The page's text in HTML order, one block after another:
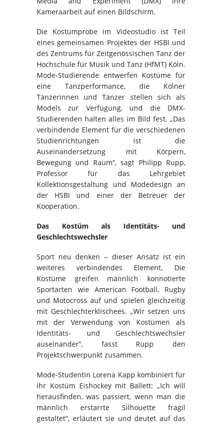
Kameraarbeit auf einen Bildschirm.
Die Kostümprobe im Videostudio ist Teil
eines gemeinsamen Projektes der HSBI und
des Zentrums für Zeitgenössischen Tanz der
Hochschule für Musik und Tanz (HfMT) Köln.
Mode-Studierende entwerfen Kostüme für
eine Tanzperformance, die Kölner
Tänzerinnen und Tänzer stellen sich als
Models zur Verfügung, und die DMX-
Studierenden halten alles im Bild fest. „Das
verbindende Element für die verschiedenen
Studienrichtungen ist die
Auseinandersetzung mit Körpern,
Bewegung und Raum“, sagt Philipp Rupp,
Professor für das Lehrgebiet
Kollektionsgestaltung und Modedesign an
der HSBI und einer der Betreuer der
Kooperation.
Das Kostüm als Identitäts- und
Geschlechtswechsler
Sport neu denken – dieser Ansatz ist ein
weiteres verbindendes Element. Die
Kostüme greifen männlich konnotierte
Sportarten wie American Football, Rugby
und Motocross auf und spielen gleichzeitig
mit Geschlechterklischees. „Wir setzen uns
mit der Verwendung von Kostümen als
Identitäts- und Geschlechtswechsler
auseinander“, fasst Rupp den
Projektschwerpunkt zusammen.
Mode-Studentin Lorena Kapp kombiniert für
ihr Kostüm Eishockey mit Ballett: „Ich will
herausfinden, was passiert, wenn man die
männlich erstarrte Silhouette fragil
gestaltet“, erläutert sie und deutet auf das